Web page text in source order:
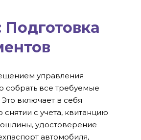
Подготовка
управления
собрать все требуемые
включает в себя
снятии с учета, квитанцию
удостоверение
автомобиля,